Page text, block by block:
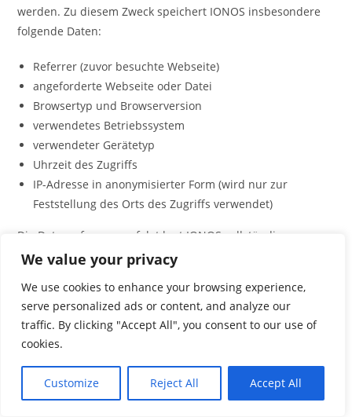
We value your privacy
We use cookies to enhance your browsing experience,
serve personalized ads or content, and analyze our
traffic. By clicking "Accept All", you consent to our use of
cookies.
Customize Reject All Accept All
werden. Zu diesem Zweck speichert IONOS insbesondere
folgende Daten:
Referrer (zuvor besuchte Webseite)
angeforderte Webseite oder Datei
Browsertyp und Browserversion
verwendetes Betriebssystem
verwendeter Gerätetyp
Uhrzeit des Zugriffs
IP-Adresse in anonymisierter Form (wird nur zur
Feststellung des Orts des Zugriffs verwendet)
Die Datenerfassung erfolgt laut IONOS vollständig
anonymisiert, sodass sie nicht zu einzelnen Personen
WebAnalytics nicht gespeichert.
Die Speicherung und Analyse der Daten erfolgt auf
Grundlage von Art. 6 Abs. 1 lit. f DSGVO. Der
Websitebetreiber hat ein berechtigtes Interesse an der
statistischen Analyse des Nutzerverhaltens, um sowohl sein